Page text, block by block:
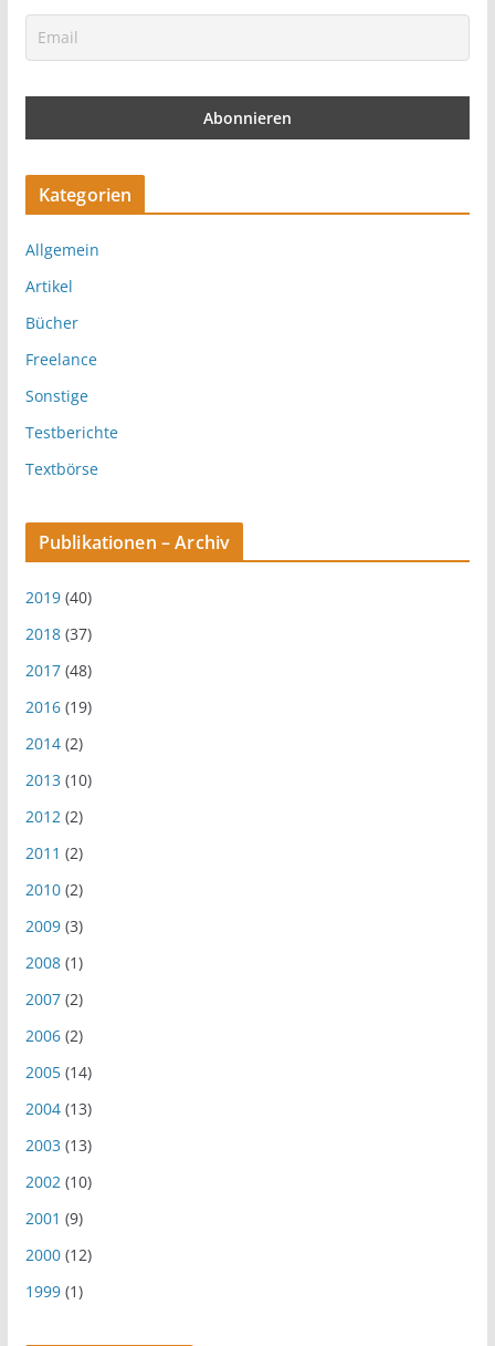
Kategorien
Allgemein
Artikel
Bücher
Freelance
Sonstige
Testberichte
Textbörse
Publikationen – Archiv
2019(40)
2018(37)
2017(48)
2016(19)
2014(2)
2013 (10)
2012(2)
2011 (2)
2010(2)
2009(3)
2008(1)
2007(2)
2006(2)
2005(14)
2004(13)
2003 (13)
2002(10)
2001 (9)
2000(12)
1999(1)